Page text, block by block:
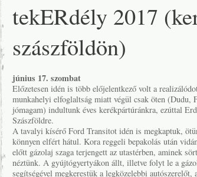
tekERdély 2017
szászföldön)
június 17. szombat
Előzetesen idén is több előjelentkező volt a
munkahelyi elfoglaltság miatt végül csak öten (Dudu,
jómagam) indultunk éves kerékpártúránkra, ezúttal
Szászföldre.
A tavalyi kísérő Ford Transitot idén is megkaptuk,
könnyen elfért hátul. Kora reggeli bepakolás után
előtt gázolaj szaga terjengett az utastérben, aminek
néztünk. A gyújtógyertyákon állt, illetve folyt le a
segítségével megkerestük a legközelebbi autószerelőt,